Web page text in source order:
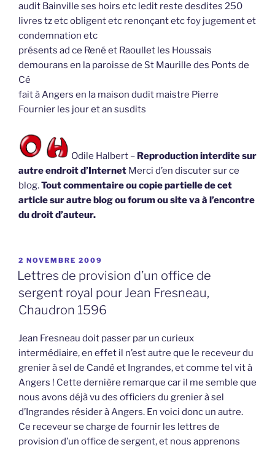
audit Bainville ses hoirs etc ledit reste desdites 250
livres tz etc obligent etc renonçant etc foy jugement et
condemnation etc
présents ad ce René et Raoullet les Houssais
demourans en la paroisse de St Maurille des Ponts de
Cé
fait à Angers en la maison dudit maistre Pierre
Fournier les jour et an susdits
Odile Halbert – Reproduction interdite sur
autre endroit d’Internet Merci d’en discuter sur ce
blog.Tout commentaire ou copie partielle de cet
article sur autre blog ou forum ou site va à l’encontre
du droit d’auteur.
PUBLIÉ
LE
2 NOVEMBRE 2009
Lettres de provision d’un office de
sergent royal pour Jean Fresneau,
Chaudron 1596
Jean Fresneau doit passer par un curieux
intermédiaire, en effet il n’est autre que le receveur du
grenier à sel de Candé et Ingrandes, et comme tel vit à
Angers ! Cette dernière remarque car il me semble que
nous avons déjà vu des officiers du grenier à sel
d’Ingrandes résider à Angers. En voici donc un autre.
Ce receveur se charge de fournir les lettres de
provision d’un office de sergent, et nous apprenons